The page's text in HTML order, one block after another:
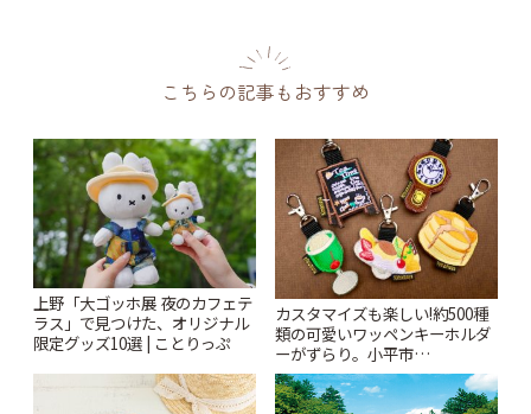
こちらの記事もおすすめ
上野「大ゴッホ展 夜のカフェテ
ラス」で見つけた、オリジナル
限定グッズ10選 | ことりっぷ
カスタマイズも楽しい!約500種
類の可愛いワッペンキーホルダ
ーがずらり。小平市
「Kimamaya T&K」 | ことりっ
ぷ